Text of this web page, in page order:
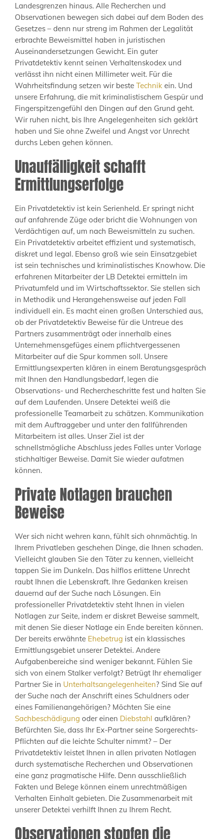
Landesgrenzen hinaus. Alle Recherchen und
Observationen bewegen sich dabei auf dem Boden des
Gesetzes – denn nur streng im Rahmen der Legalität
erbrachte Beweismittel haben in juristischen
Auseinandersetzungen Gewicht. Ein guter
Privatdetektiv kennt seinen Verhaltenskodex und
verlässt ihn nicht einen Millimeter weit. Für die
Wahrheitsfindung setzen wir beste Technik ein. Und
unsere Erfahrung, die mit kriminalistischem Gespür und
Fingerspitzengefühl den Dingen auf den Grund geht.
Wir ruhen nicht, bis Ihre Angelegenheiten sich geklärt
haben und Sie ohne Zweifel und Angst vor Unrecht
durchs Leben gehen können.
Unauffälligkeit schafft
Ermittlungserfolge
Ein Privatdetektiv ist kein Serienheld. Er springt nicht
auf anfahrende Züge oder bricht die Wohnungen von
Verdächtigen auf, um nach Beweismitteln zu suchen.
Ein Privatdetektiv arbeitet effizient und systematisch,
diskret und legal. Ebenso groß wie sein Einsatzgebiet
ist sein technisches und kriminalistisches Knowhow. Die
erfahrenen Mitarbeiter der LB Detektei ermitteln im
Privatumfeld und im Wirtschaftssektor. Sie stellen sich
in Methodik und Herangehensweise auf jeden Fall
individuell ein. Es macht einen großen Unterschied aus,
ob der Privatdetektiv Beweise für die Untreue des
Partners zusammenträgt oder innerhalb eines
Unternehmensgefüges einem pflichtvergessenen
Mitarbeiter auf die Spur kommen soll. Unsere
Ermittlungsexperten klären in einem Beratungsgespräch
mit Ihnen den Handlungsbedarf, legen die
Observations- und Rechercheschritte fest und halten Sie
auf dem Laufenden. Unsere Detektei weiß die
professionelle Teamarbeit zu schätzen. Kommunikation
mit dem Auftraggeber und unter den fallführenden
Mitarbeitern ist alles. Unser Ziel ist der
schnellstmögliche Abschluss jedes Falles unter Vorlage
stichhaltiger Beweise. Damit Sie wieder aufatmen
können.
Private Notlagen brauchen
Beweise
Wer sich nicht wehren kann, fühlt sich ohnmächtig. In
Ihrem Privatleben geschehen Dinge, die Ihnen schaden.
Vielleicht glauben Sie den Täter zu kennen, vielleicht
tappen Sie im Dunkeln. Das hilflos erlittene Unrecht
raubt Ihnen die Lebenskraft. Ihre Gedanken kreisen
dauernd auf der Suche nach Lösungen. Ein
professioneller Privatdetektiv steht Ihnen in vielen
Notlagen zur Seite, indem er diskret Beweise sammelt,
mit denen Sie dieser Notlage ein Ende bereiten können.
Der bereits erwähnte Ehebetrug ist ein klassisches
Ermittlungsgebiet unserer Detektei. Andere
Aufgabenbereiche sind weniger bekannt. Fühlen Sie
sich von einem Stalker verfolgt? Betrügt Ihr ehemaliger
Partner Sie in Unterhaltsangelegenheiten? Sind Sie auf
der Suche nach der Anschrift eines Schuldners oder
eines Familienangehörigen? Möchten Sie eine
Sachbeschädigung oder einen Diebstahl aufklären?
Befürchten Sie, dass Ihr Ex-Partner seine Sorgerechts-
Pflichten auf die leichte Schulter nimmt? – Der
Privatdetektiv leistet Ihnen in allen privaten Notlagen
durch systematische Recherchen und Observationen
eine ganz pragmatische Hilfe. Denn ausschließlich
Fakten und Belege können einem unrechtmäßigen
Verhalten Einhalt gebieten. Die Zusammenarbeit mit
unserer Detektei verhilft Ihnen zu Ihrem Recht.
Observationen stopfen die